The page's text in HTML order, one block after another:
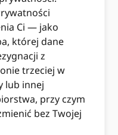
Ci — jako
której dane
z
trzeciej w
lub innej
przy czym
bez Twojej